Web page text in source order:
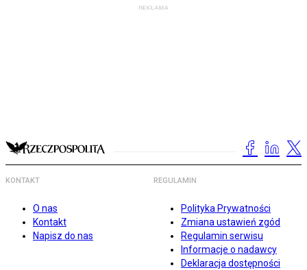
KONTAKT
O nas
Kontakt
Napisz do nas
REGULAMIN
Polityka Prywatności
Zmiana ustawień zgód
Regulamin serwisu
Informacje o nadawcy
Deklaracja dostępności